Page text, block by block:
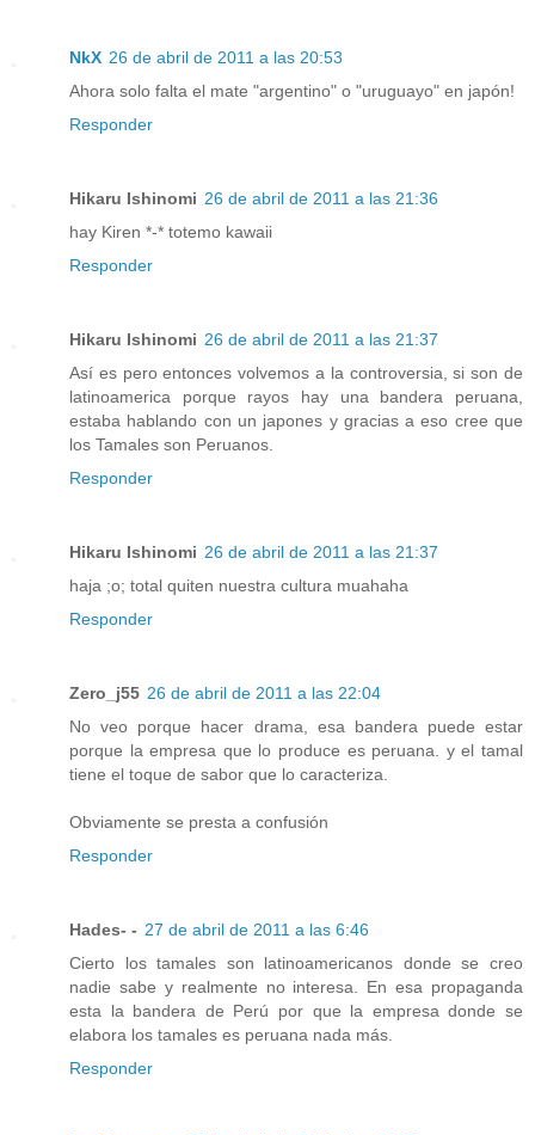
NkX 26 de abril de 2011 a las 20:53
Ahora solo falta el mate "argentino" o "uruguayo" en japón!
Responder
Hikaru Ishinomi 26 de abril de 2011 a las 21:36
hay Kiren *-* totemo kawaii
Responder
Hikaru Ishinomi 26 de abril de 2011 a las 21:37
Así es pero entonces volvemos a la controversia, si son de
latinoamerica porque rayos hay una bandera peruana,
estaba hablando con un japones y gracias a eso cree que
los Tamales son Peruanos.
Responder
Hikaru Ishinomi 26 de abril de 2011 a las 21:37
haja ;o; total quiten nuestra cultura muahaha
Responder
Zero_j55 26 de abril de 2011 a las 22:04
No veo porque hacer drama, esa bandera puede estar
porque la empresa que lo produce es peruana. y el tamal
tiene el toque de sabor que lo caracteriza.
Obviamente se presta a confusión
Responder
Hades- - 27 de abril de 2011 a las 6:46
Cierto los tamales son latinoamericanos donde se creo
nadie sabe y realmente no interesa. En esa propaganda
esta la bandera de Perú por que la empresa donde se
elabora los tamales es peruana nada más.
Responder